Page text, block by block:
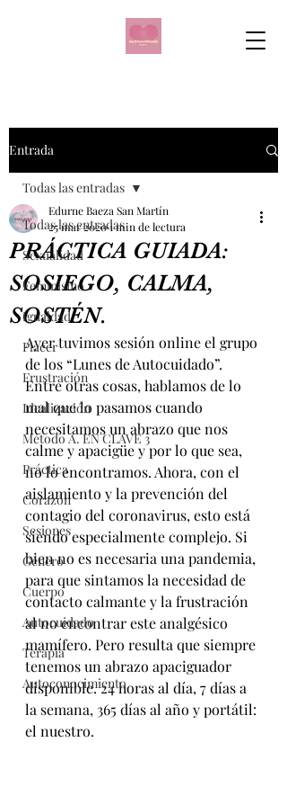
Entrada
Todas las entradas
Sexualidad
Feminismo
Igualdad
Placer
Frustración
Idealización
Método A. EN CLAVE 3
Práctica
Corazón
Sesiones
Género
Cuerpo
Autocuidado
Terapia
Autoconocimiento
Todas las entradas
PRÁCTICA GUIADA:
SOSIEGO, CALMA,
SOSTÉN.
Edurne Baeza San Martín
25 mar 20201 min de lectura
Ayer tuvimos sesión online el grupo
de los “Lunes de Autocuidado”.
Entre otras cosas, hablamos de lo
mal que lo pasamos cuando
necesitamos un abrazo que nos
calme y apacigüe y por lo que sea,
no lo encontramos. Ahora, con el
aislamiento y la prevención del
contagio del coronavirus, esto está
siendo especialmente complejo. Si
bien no es necesaria una pandemia,
para que sintamos la necesidad de
contacto calmante y la frustración
al no encontrar este analgésico
mamífero. Pero resulta que siempre
tenemos un abrazo apaciguador
disponible. 24 horas al día, 7 días a
la semana, 365 días al año y portátil:
el nuestro.